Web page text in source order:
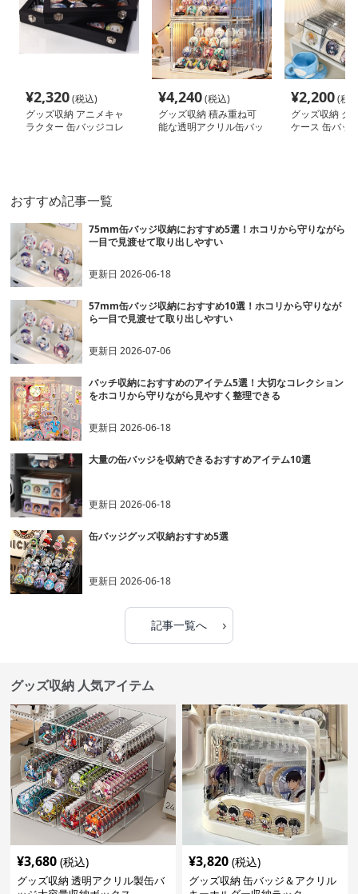
¥2,320(税込)
グッズ収納 アニメキャ
ラクター 缶バッジコレ
¥4,240(税込)
グッズ収納 積み重ね可
能な透明アクリル缶バッ
¥2,200(税
グッズ収納 ク
ケース 缶バッ
おすすめ記事一覧
75mm缶バッジ収納におすすめ5選！ホコリから守りながら
一目で見渡せて取り出しやすい
更新日2026-06-18
57mm缶バッジ収納におすすめ10選！ホコリから守りなが
ら一目で見渡せて取り出しやすい
更新日2026-07-06
バッチ収納におすすめのアイテム5選！大切なコレクション
をホコリから守りながら見やすく整理できる
更新日2026-06-18
大量の缶バッジを収納できるおすすめアイテム10選
更新日2026-06-18
缶バッジグッズ収納おすすめ5選
更新日2026-06-18
記事一覧へ ›
グッズ収納 人気アイテム
¥3,680 (税込)
グッズ収納 透明アクリル製缶バ
¥3,820 (税込)
グッズ収納 缶バッジ＆アクリル